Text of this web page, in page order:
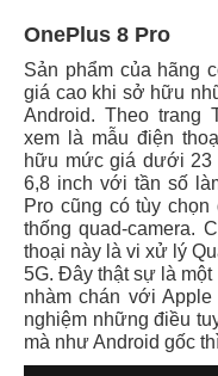
OnePlus 8 Pro
Sản phẩm của hãng
giá cao khi sở hữu
Android. Theo trang
xem là mẫu điện
hữu mức giá dưới 23
6,8 inch với tần số
Pro cũng có tùy
thống quad-camera.
thoại này là vi xử lý
5G. Đây thật sự là
nhàm chán với
nghiệm những điều
mà như Android gốc